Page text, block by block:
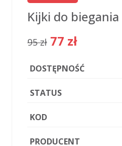
Kijki do biegania
95 zł 77 zł
DOSTĘPNOŚĆ
STATUS
KOD
PRODUCENT